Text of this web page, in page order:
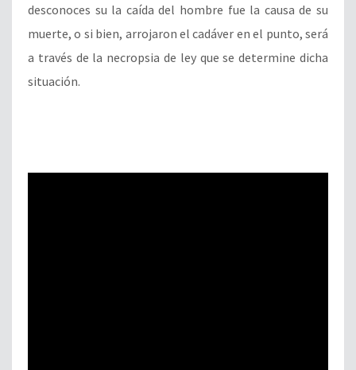
desconoces su la caída del hombre fue la causa de su
muerte, o si bien, arrojaron el cadáver en el punto, será
a través de la necropsia de ley que se determine dicha
situación.